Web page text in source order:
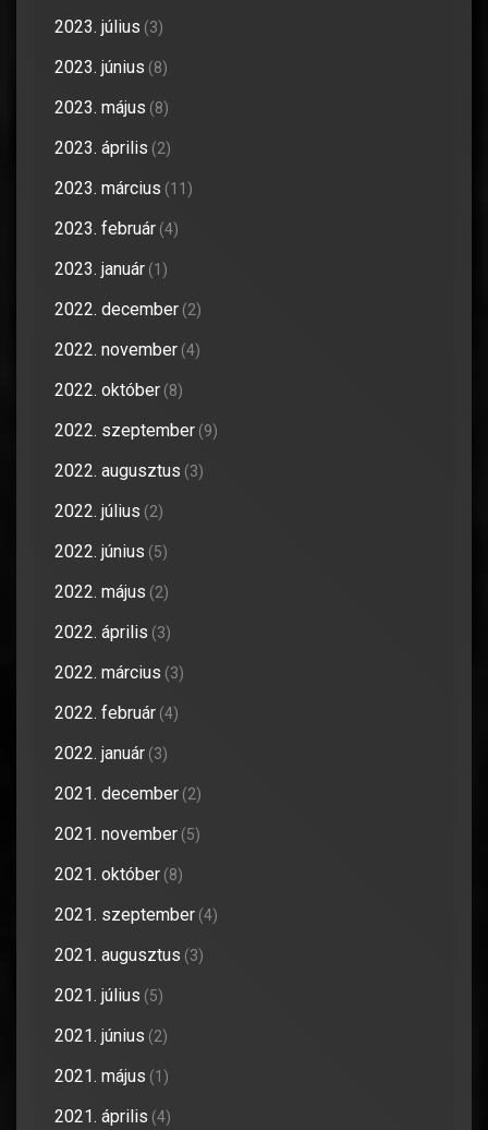
2023. július (3)
2023. június (8)
2023. május (8)
2023. április (2)
2023. március (11)
2023. február (4)
2023. január (1)
2022. december (2)
2022. november (4)
2022. október (8)
2022. szeptember (9)
2022. augusztus (3)
2022. július (2)
2022. június (5)
2022. május (2)
2022. április (3)
2022. március (3)
2022. február (4)
2022. január (3)
2021. december (2)
2021. november (5)
2021. október (8)
2021. szeptember (4)
2021. augusztus (3)
2021. július (5)
2021. június (2)
2021. május (1)
2021. április (4)